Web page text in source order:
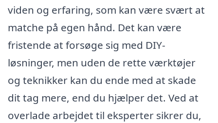
viden og erfaring, som kan være svært at
matche på egen hånd. Det kan være
fristende at forsøge sig med DIY-
løsninger, men uden de rette værktøjer
og teknikker kan du ende med at skade
dit tag mere, end du hjælper det. Ved at
overlade arbejdet til eksperter sikrer du,